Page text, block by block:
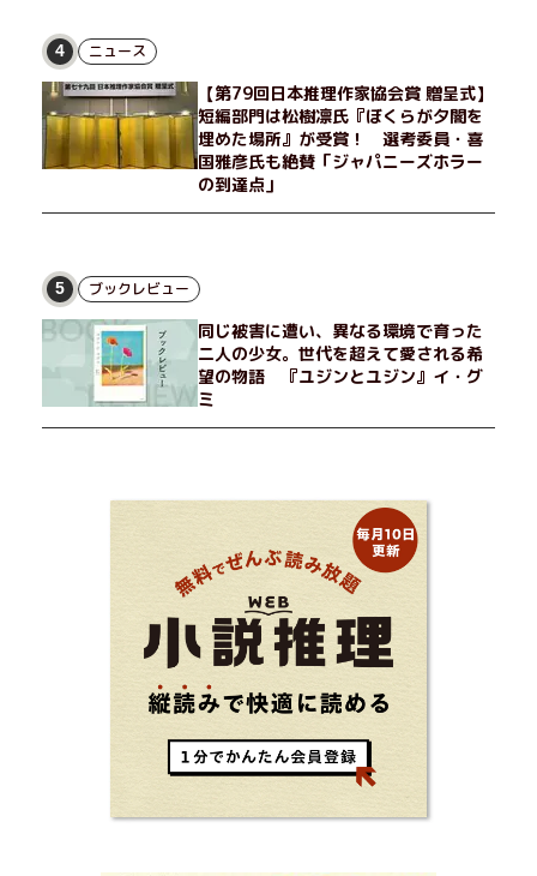
せる男が現れた。茶の湯の粋人、70歳の万江島だ。だが彼に
は、ある秘密があった……。自分の心と身体を偽らない女たちの
姿と、その連帯を描く。赤裸々にして切実な、セクシュアリティ
をめぐる物語。
4 ニュース
【第79回日本推理作家協会賞 贈呈式】
短編部門は松樹凛氏『ぼくらが夕闇を
埋めた場所』が受賞！ 選考委員・喜
国雅彦氏も絶賛「ジャパニーズホラー
の到達点」
5 ブックレビュー
同じ被害に遭い、異なる環境で育った
二人の少女。世代を超えて愛される希
望の物語 『ユジンとユジン』イ・グ
ミ